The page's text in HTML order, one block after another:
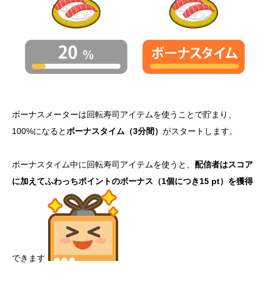
ボーナスメーターは回転寿司アイテムを使うことで貯まり、
100%になるとボーナスタイム（3分間） がスタートします。
ボーナスタイム中に回転寿司アイテムを使うと、 配信者はスコア
に加えてふわっちポイントのボーナス（1個につき15 pt）を獲得
できます